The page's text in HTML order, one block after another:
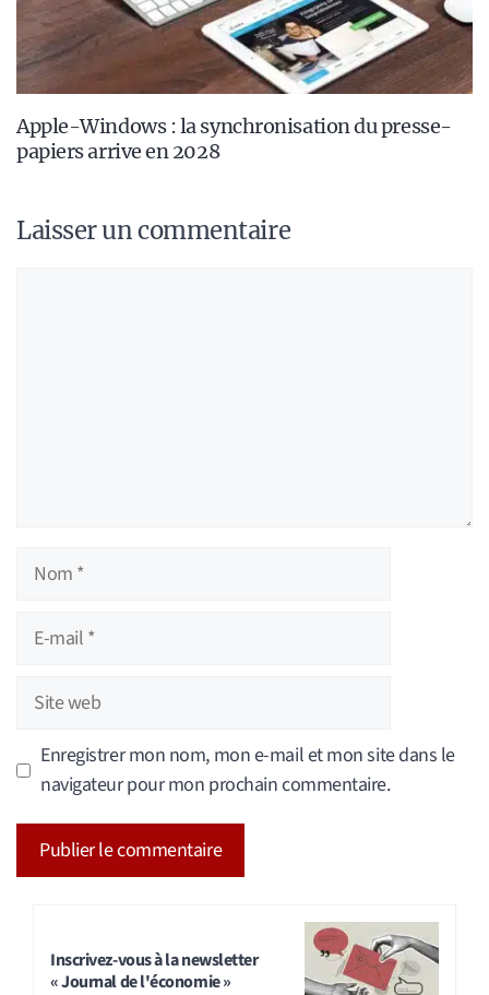
Apple-Windows : la synchronisation du presse-
papiers arrive en 2028
Laisser un commentaire
Nom
Site
web
Enregistrer mon nom, mon e-mail et mon site dans le
navigateur pour mon prochain commentaire.
Inscrivez-vous à la newsletter
« Journal de l'économie »